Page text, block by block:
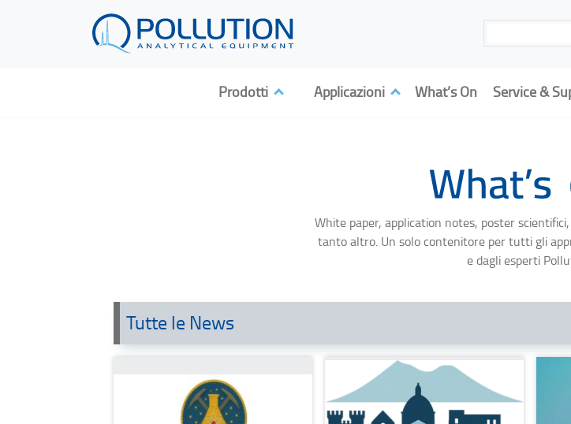
Prodotti Applicazioni What’s On Service &
White paper, application notes, poster
tanto altro. Un solo contenitore per tutti gli
e dagli esperti
Tutte le News